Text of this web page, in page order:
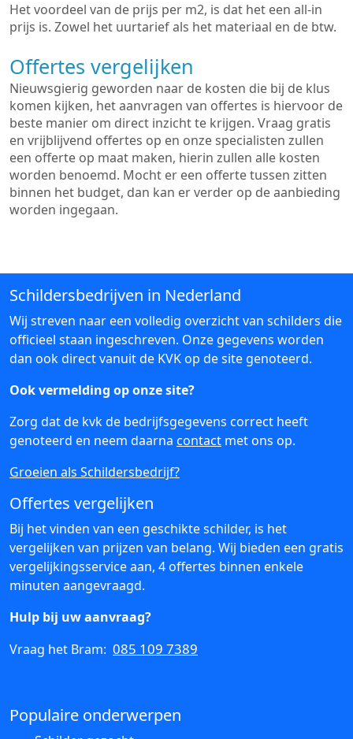
Het voordeel van de prijs per m2, is dat het een all-in
prijs is. Zowel het uurtarief als het materiaal en de btw.
Offertes vergelijken
Nieuwsgierig geworden naar de kosten die bij de klus
komen kijken, het aanvragen van offertes is hiervoor de
beste manier om direct inzicht te krijgen. Vraag gratis
en vrijblijvend offertes op en onze specialisten zullen
een offerte op maat maken, hierin zullen alle kosten
worden benoemd. Mocht er een offerte tussen zitten
binnen het budget, dan kan er verder op de aanbieding
worden ingegaan.
Schildersbedrijven in Nederland
Wij streven naar een volledig overzicht van schilders die
officieel staan ingeschreven. Onze gegevens worden
dan ook direct vanuit de KVK op de site genoteerd.
Ook vermelding op onze site?
Zorg dat de kvk de bedrijfsgegevens correct heeft
genoteerd en neem daarna contact met ons op.
Groeien als Schildersbedrijf?
Offertes vergelijken
Bij het vinden van een geschikte schilder, is het
vergelijken van prijzen van belang. Wij bieden een gratis
vergelijkingsservice aan, 4 offertes binnen enkele
minuten aangevraagd.
Hulp bij uw aanvraag?
Vraag het Bram: 085 109 7389
Populaire onderwerpen